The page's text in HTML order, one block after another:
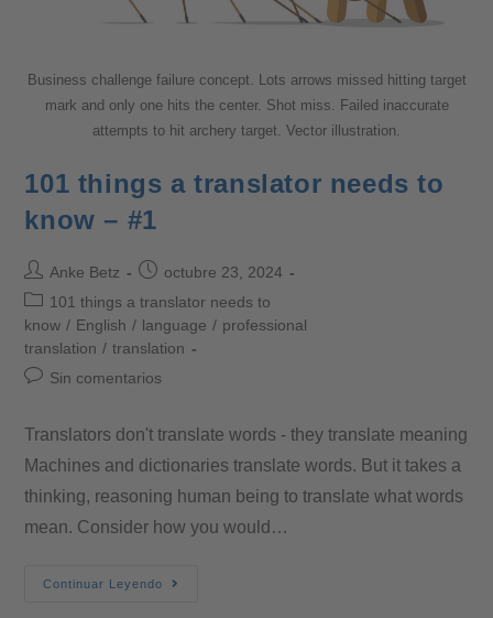
Business challenge failure concept. Lots arrows missed hitting target
mark and only one hits the center. Shot miss. Failed inaccurate
attempts to hit archery target. Vector illustration.
101 things a translator needs to
know – #1
Anke Betz
octubre 23, 2024
101 things a translator needs to
know / English / language / professional
translation / translation
Sin comentarios
Translators don't translate words - they translate meaning
Machines and dictionaries translate words. But it takes a
thinking, reasoning human being to translate what words
mean. Consider how you would…
Continuar Leyendo